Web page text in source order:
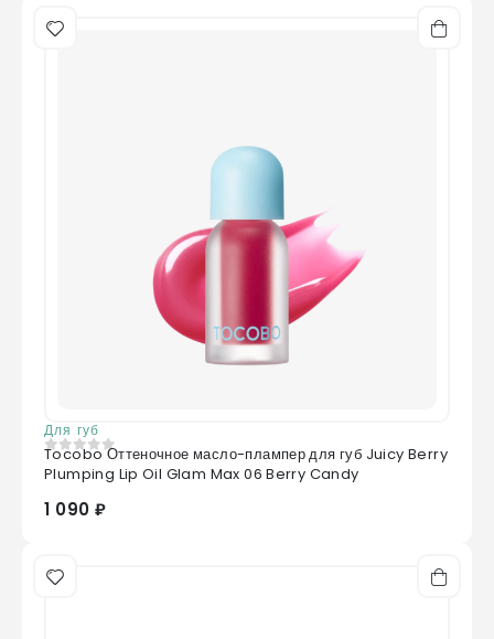
Для губ
0 из 5
Tocobo Оттеночное масло-плампер для губ Juicy Berry
Plumping Lip Oil Glam Max 06 Berry Candy
1 090 ₽